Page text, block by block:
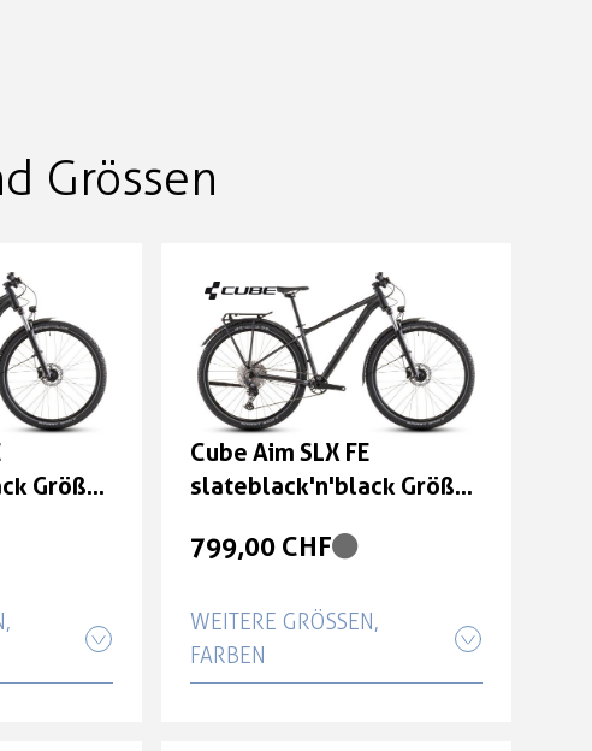
Grössen
Größe:
Cube Aim SLX FE
slateblack'n'black Größe:
799,00 CHF
WEITERE GRÖSSEN, F
ARBEN